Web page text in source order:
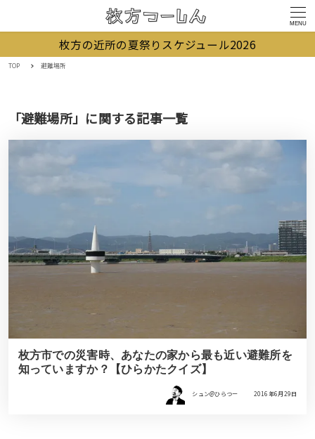
MENU
枚方の近所の夏祭りスケジュール2026
TOP 避難場所
「避難場所」に関する記事一覧
枚方市での災害時、あなたの家から最も近い避難所を
知っていますか？【ひらかたクイズ】
シュン@ひらつー 2016年6月29日